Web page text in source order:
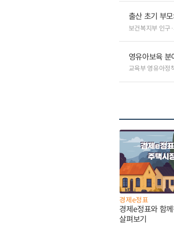
출산 초기 부
보건복지부 인구
영유아보육
교육부 영유아정
경제e정표
경제e정표와 함
살펴보기